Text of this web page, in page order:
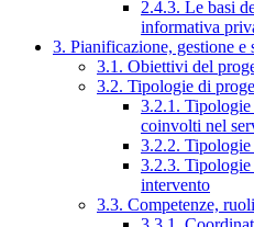
2.4.3. Le basi
informativa
3. Pianificazione, gestione e
3.1. Obiettivi del
3.2. Tipologie di
3.2.1. Tipologie
coinvolti nel
3.2.2. Tipologie
3.2.3. Tipologie
intervento
3.3. Competenze,